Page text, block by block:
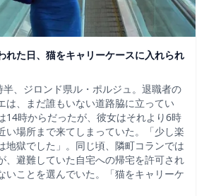
れた日、猫をキャリーケースに入れられ
、ジロンド県ル・ポルジュ。退職者の
は、まだ誰もいない道路脇に立ってい
14時からだったが、彼女はそれより6時
い場所まで来てしまっていた。「少し楽
地獄でした」。同じ頃、隣町コランでは
、避難していた自宅への帰宅を許可され
いことを選んでいた。「猫をキャリーケ